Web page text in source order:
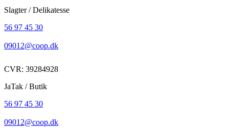
Slagter / Delikatesse
56 97 45 30
09012@coop.dk
CVR: 39284928
JaTak / Butik
56 97 45 30
09012@coop.dk